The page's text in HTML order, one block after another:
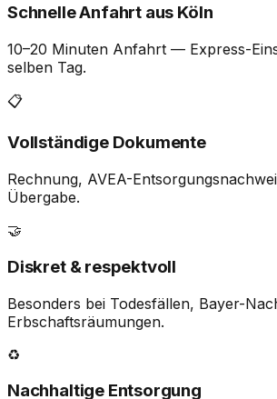
Schnelle Anfahrt aus Köln
10–20 Minuten Anfahrt — Express-
selben Tag.
📋
Vollständige Dokumente
Rechnung, AVEA-
Übergabe.
🤝
Diskret & respektvoll
Besonders bei Todesfällen, Bayer-
Erbschaftsräumungen.
♻️
Nachhaltige Entsorgung